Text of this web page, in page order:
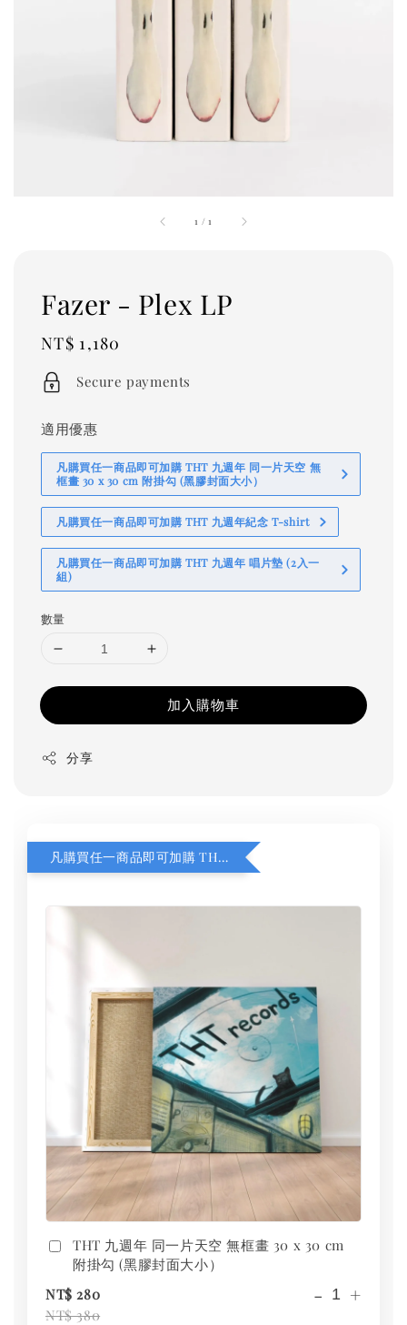
1 /1
Fazer - Plex LP
Regular
price
NT$ 1,180
Secure payments
適用優惠
凡購買任一商品即可加購 THT 九週年 同一片天空 無
框畫 30 x 30 cm 附掛勾 (黑膠封面大小）
凡購買任一商品即可加購 THT 九週年紀念 T-shirt
凡購買任一商品即可加購 THT 九週年 唱片墊 (2入一
組)
數量
加入購物車
分享
凡購買任一商品即可加購 THT 九週年 同一片天空 無框畫 30 x 30 cm 附掛勾 (黑膠封面大小）
THT 九週年 同一片天空 無框畫 30 x 30 cm
附掛勾 (黑膠封面大小）
NT$ 280
NT$ 380
- +